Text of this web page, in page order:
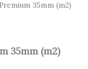
35mm (m2)
35mm (m2)